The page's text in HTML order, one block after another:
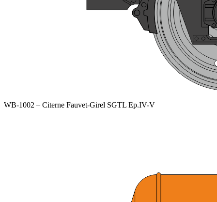
WB-1002 – Citerne Fauvet-Girel SGTL Ep.IV-V